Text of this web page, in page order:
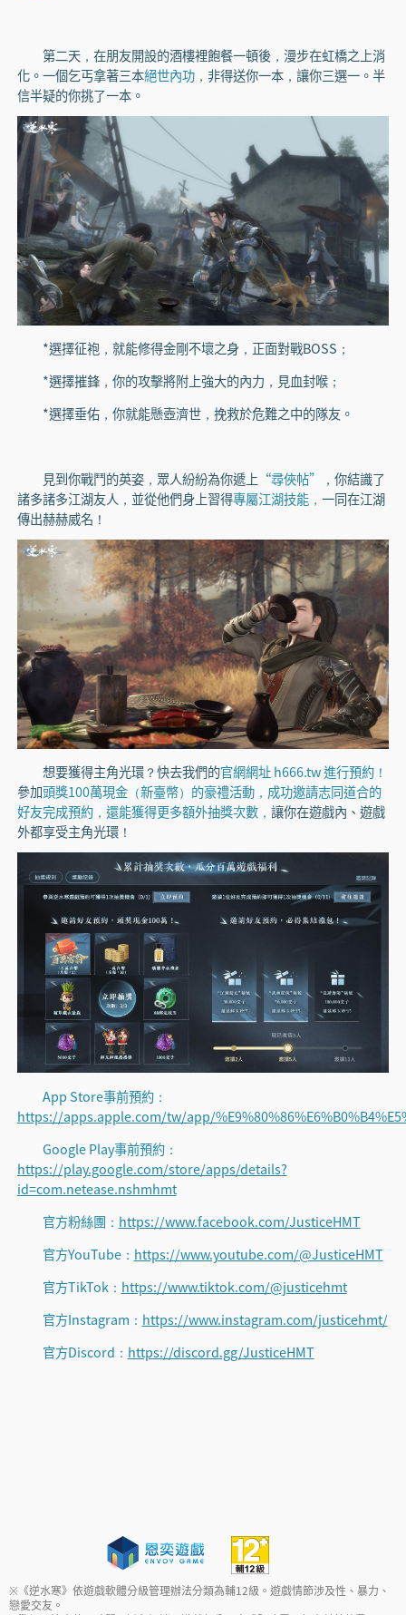
第二天，在朋友開設的酒樓裡飽餐一頓後，漫步在虹橋之上消
化。一個乞丐拿著三本絕世內功，非得送你一本，讓你三選一。半
信半疑的你挑了一本。
*選擇征袍，就能修得金剛不壞之身，正面對戰BOSS；
*選擇摧鋒，你的攻擊將附上強大的內力，見血封喉；
*選擇垂佑，你就能懸壺濟世，挽救於危難之中的隊友。
見到你戰鬥的英姿，眾人紛紛為你遞上 “尋俠帖”
，你結識了
諸多諸多江湖友人，並從他們身上習得專屬江湖技能， 一同在江湖
傳出赫赫威名！
想要獲得主角光環？快去我們的官網網址 h666.tw 進行預約！
參加頭獎100萬現金（新臺幣）的豪禮活動，成功邀請志同道合的
好友完成預約，還能獲得更多額外抽獎次數， 讓你在遊戲內、遊戲
外都享受主角光環！
App Store事前預約：
https://apps.apple.com/tw/app/
Google Play事前預約：
https://play.google.com/store/apps/details?
id=com.netease.nshmhmt
官方粉絲團： https://www.facebook.com/JusticeHMT
官方YouTube： https://www.youtube.com/@JusticeHMT
官方TikTok： https://www.tiktok.com/@justicehmt
官方Instagram： https://www.instagram.com/justicehmt/
官方Discord： https://discord.gg/JusticeHMT
※《逆水寒》依遊戲軟體分級管理辦法分類為輔12級。遊戲情節涉及性、暴力、
戀愛交友。